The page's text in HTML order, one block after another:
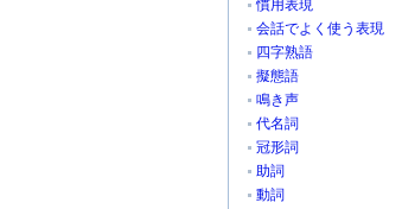
慣用表現
会話でよく使う表現
四字熟語
擬態語
鳴き声
代名詞
冠形詞
助詞
動詞